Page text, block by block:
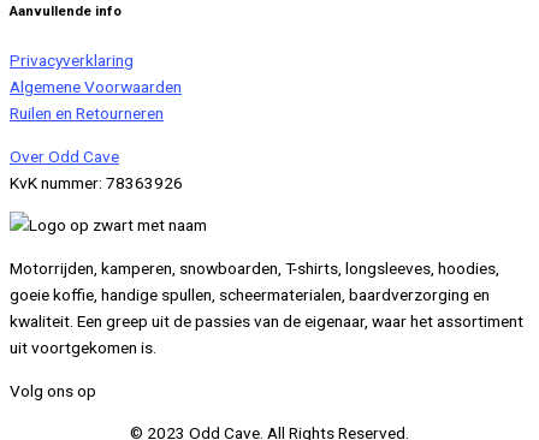
Aanvullende info
Privacyverklaring
Algemene Voorwaarden
Ruilen en Retourneren
Over Odd Cave
KvK nummer: 78363926
Motorrijden, kamperen, snowboarden, T-shirts, longsleeves, hoodies,
goeie koffie, handige spullen, scheermaterialen, baardverzorging en
kwaliteit. Een greep uit de passies van de eigenaar, waar het assortiment
uit voortgekomen is.
Volg ons op
© 2023 Odd Cave. All Rights Reserved.